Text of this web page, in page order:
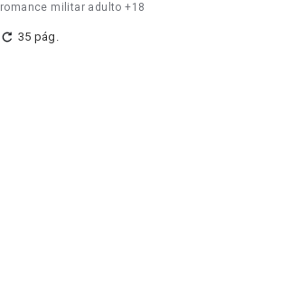
romance militar adulto +18
35 pág.